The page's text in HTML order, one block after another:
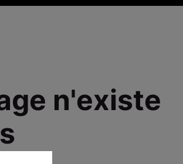
n'existe